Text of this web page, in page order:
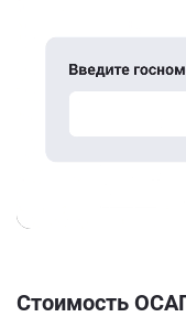
Стоимость